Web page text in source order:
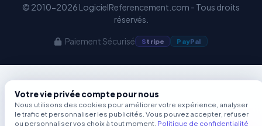
© 2010-2026 LogicielReferencement.com - Tous droits
réservés.
Paiement Sécurisé Stripe PayPal
Votre vie privée compte pour nous
Nous utilisons des cookies pour améliorer votre expérience, analyser
le trafic et personnaliser les publicités. Vous pouvez accepter, refuser
ou personnaliser vos choix à tout moment. Politique de confidentialité